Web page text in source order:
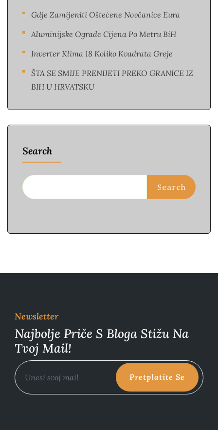
Gdje Zamijeniti Oštećene Novčanice Eura​
Aluminijske Ograde Cijena Po Metru BiH
Inverter Klima 18 Koliko Kvadrata Greje
ŠTA SE SMIJE PRENIJETI PREKO GRANICE IZ
BIH U HRVATSKU
Search
Search
Newsletter
Najbolje Priče S Bloga Stižu Na
Tvoj Mail!
Pretplatite Se